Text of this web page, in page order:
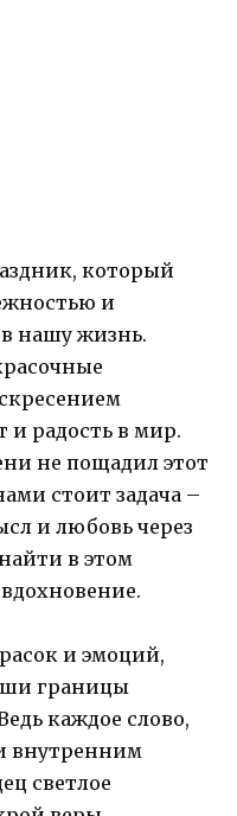
который
и
в нашу жизнь.
и радость в мир.
не пощадил этот
стоит задача –
и любовь через
в этом
и эмоций,
границы
каждое слово,
внутренним
светлое